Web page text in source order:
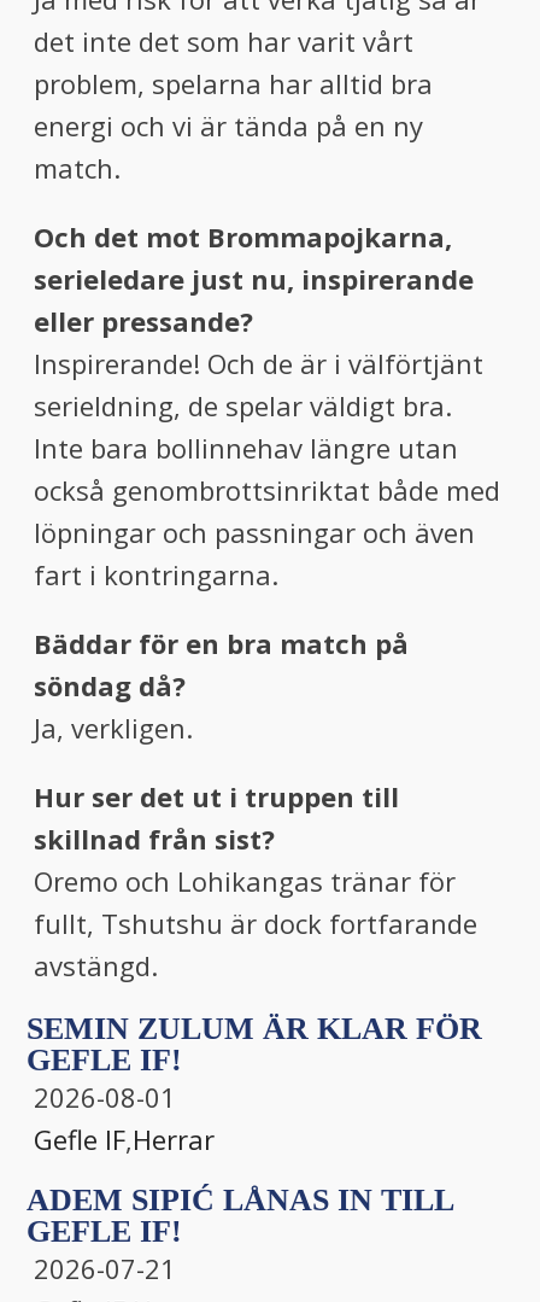
det inte det som har varit vårt
problem, spelarna har alltid bra
energi och vi är tända på en ny
match.
Och det mot Brommapojkarna,
serieledare just nu, inspirerande
eller pressande?
Inspirerande! Och de är i välförtjänt
serieldning, de spelar väldigt bra.
Inte bara bollinnehav längre utan
också genombrottsinriktat både med
löpningar och passningar och även
fart i kontringarna.
Bäddar för en bra match på
söndag då?
Ja, verkligen.
Hur ser det ut i truppen till
skillnad från sist?
Oremo och Lohikangas tränar för
fullt, Tshutshu är dock fortfarande
avstängd.
SEMIN ZULUM ÄR KLAR FÖR
GEFLE IF!
2026-08-01
Gefle IF,Herrar
ADEM SIPIĆ LÅNAS IN TILL
GEFLE IF!
2026-07-21